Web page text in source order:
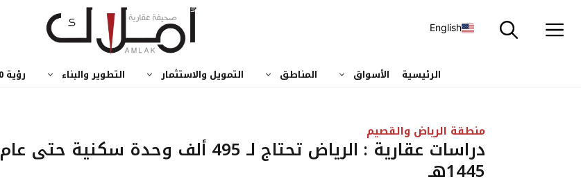
إلى
English
الرئيسية الأسواق المناطق التمويل والاستثمار التطوير والبناء رؤية 2030
منطقة الرياض والقصيم
دراسات عقارية : الرياض تحتاج لـ 495 ألف وحدة سكنية حتى عام
1445هـ